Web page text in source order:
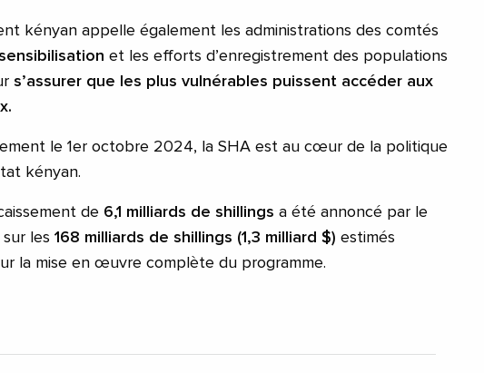
kényan appelle également les administrations des comtés
et les efforts d’enregistrement des populations
s’assurer que les plus vulnérables puissent accéder aux
le 1er octobre 2024, la SHA est au cœur de la politique
kényan.
de 6,1 milliards de shillings a été annoncé par le
les 168 milliards de shillings (1,3 milliard $) estimés
la mise en œuvre complète du programme.